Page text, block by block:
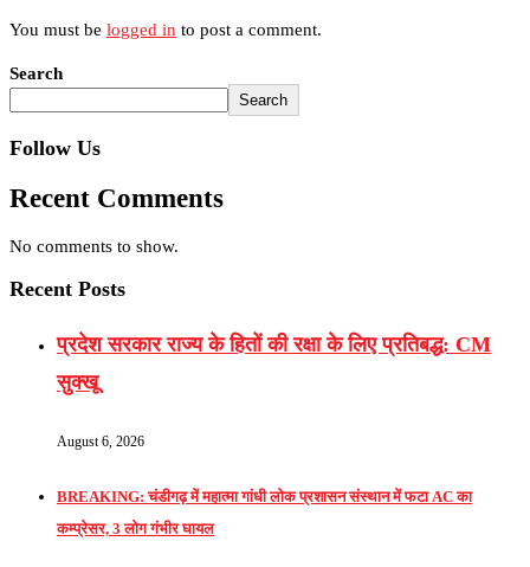
You must be logged in to post a comment.
Search
Search
Follow Us
Recent Comments
No comments to show.
Recent Posts
प्रदेश सरकार राज्य के हितों की रक्षा के लिए प्रतिबद्ध: CM
सुक्खू
August 6, 2026
BREAKING: चंडीगढ़ में महात्मा गांधी लोक प्रशासन संस्थान में फटा AC का
कम्प्रेसर, 3 लोग गंभीर घायल